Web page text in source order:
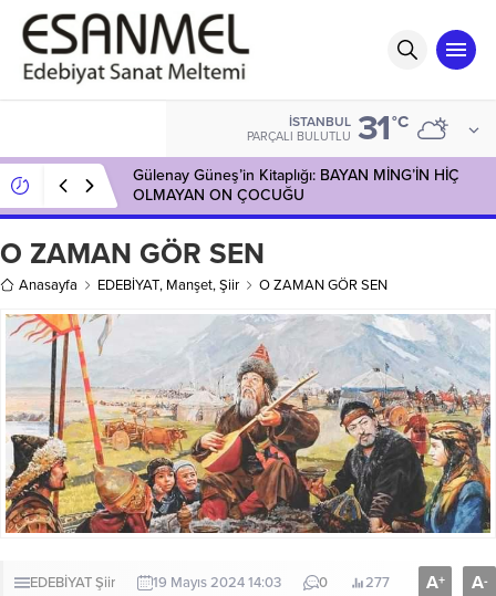
İSTANBUL
PARÇALI BULUTLU 31°C
Gülenay Güneş’in Kitaplığı: BAYAN MİNG’İN HİÇ
OLMAYAN ON ÇOCUĞU
O ZAMAN GÖR SEN
Anasayfa EDEBİYAT, Manşet,Şiir O ZAMAN GÖR SEN
EDEBİYATŞiir 19 Mayıs 2024 14:03 0 277 A+ A-